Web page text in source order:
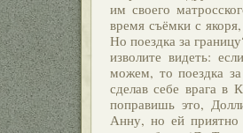
им своего
время съёмки с
Но поездка за
изволите видеть:
можем, то поездка
сделав себе врага
поправишь это,
Анну, но ей